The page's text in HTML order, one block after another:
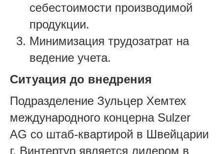
себестоимости производимой
продукции.
Минимизация трудозатрат на
ведение учета.
Ситуация до внедрения
Подразделение Зульцер Хемтех
международного концерна Sulzer
AG со штаб-квартирой в Швейцарии
г. Винтертур является лидером в